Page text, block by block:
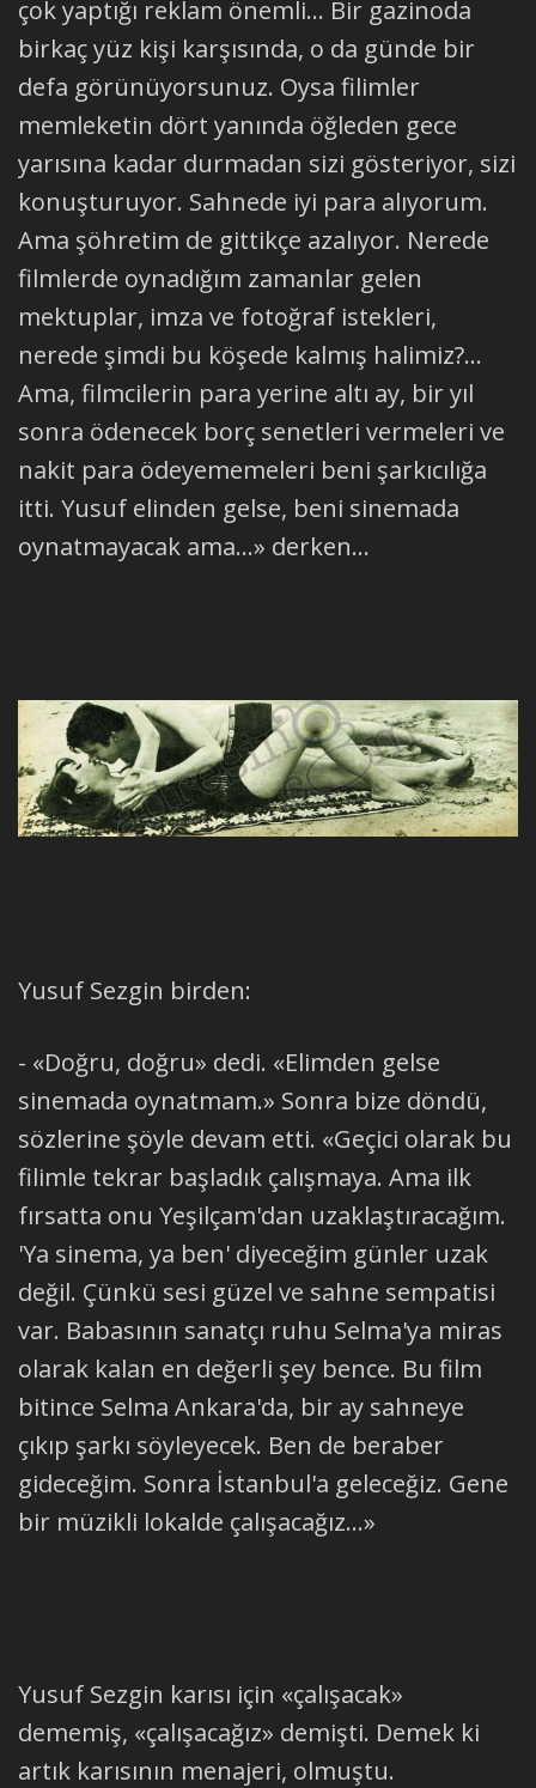
çok yaptığı reklam önemli... Bir gazinoda
birkaç yüz kişi karşısında, o da günde bir
defa görünüyorsunuz. Oysa filimler
memleketin dört yanında öğleden gece
yarısına kadar durmadan sizi gösteriyor, sizi
konuşturuyor. Sahnede iyi para alıyorum.
Ama şöhretim de gittikçe azalıyor. Nerede
filmlerde oynadığım zamanlar gelen
mektuplar, imza ve fotoğraf istekleri,
nerede şimdi bu köşede kalmış halimiz?...
Ama, filmcilerin para yerine altı ay, bir yıl
sonra ödenecek borç senetleri vermeleri ve
nakit para ödeyememeleri beni şarkıcılığa
itti. Yusuf elinden gelse, beni sinemada
oynatmayacak ama...» derken...
Yusuf Sezgin birden:
- «Doğru, doğru» dedi. «Elimden gelse
sinemada oynatmam.» Sonra bize döndü,
sözlerine şöyle devam etti. «Geçici olarak bu
filimle tekrar başladık çalışmaya. Ama ilk
fırsatta onu Yeşilçam'dan uzaklaştıracağım.
'Ya sinema, ya ben' diyeceğim günler uzak
değil. Çünkü sesi güzel ve sahne sempatisi
var. Babasının sanatçı ruhu Selma'ya miras
olarak kalan en değerli şey bence. Bu film
bitince Selma Ankara'da, bir ay sahneye
çıkıp şarkı söyleyecek. Ben de beraber
gideceğim. Sonra İstanbul'a geleceğiz. Gene
bir müzikli lokalde çalışacağız...»
Yusuf Sezgin karısı için «çalışacak»
dememiş, «çalışacağız» demişti. Demek ki
artık karısının menajeri, olmuştu.